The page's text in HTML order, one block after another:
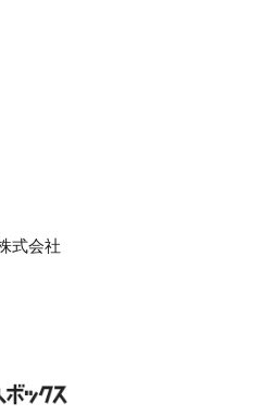
式会社